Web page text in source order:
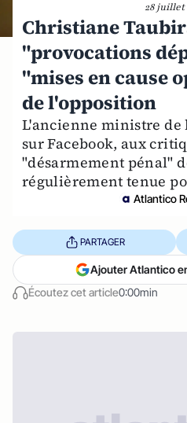
28 juillet
Christiane
"provocations
"mises en cause
de l'opposition
L'ancienne ministre de
sur Facebook, aux
"désarmement pénal"
régulièrement tenue
Atlantico
Écoutez cet article0:00min
PARTAGER
Ajouter Atlantico